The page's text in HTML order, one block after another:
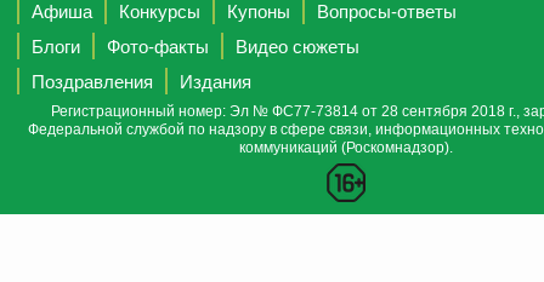
Афиша
Конкурсы Купоны
Вопросы-ответы
Блоги
Фото-факты
Видео сюжеты
Поздравления
Издания
Регистрационный номер: Эл № ФС77-73814 от 28 сентября 2018 г.,
Федеральной службой по надзору в сфере связи, информационных
коммуникаций (Роскомнадзор).